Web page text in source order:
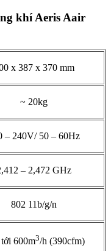
khí Aeris Aair
x 387 x 370 mm
~ 20kg
– 240V/ 50 – 60Hz
– 2,472 GHz
802 11b/g/n
600m3/h (390cfm)